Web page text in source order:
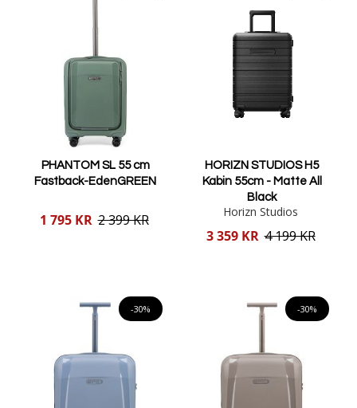
PHANTOM SL 55 cm
Fastback-EdenGREEN
Reducerat
1 795 KR 2 399 KR
HORIZN STUDIOS H5
Kabin 55cm - Matte All
Black
Horizn Studios
Reducerat
3 359 KR 4 199 KR
-30% -30%